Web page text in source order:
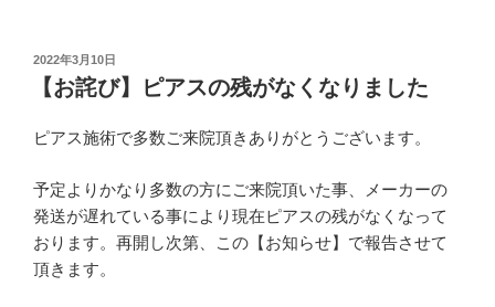
投
日:
2022年3月10日
【お詫び】ピアスの残がなくなりました
ピアス施術で多数ご来院頂きありがとうございます。
予定よりかなり多数の方にご来院頂いた事、メーカーの
発送が遅れている事により現在ピアスの残がなくなって
おります。再開し次第、この【お知らせ】で報告させて
頂きます。